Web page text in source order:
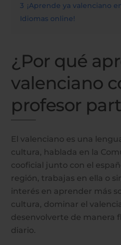
3 ¡Aprende ya valenciano
Idiomas online!
¿Por qué
valenciano
profesor
El valenciano es una
cultura, hablada en la
cooficial junto con el
región, trabajas en ella o
interés en aprender más
cultura, dominar el
desenvolverte de manera
diario.